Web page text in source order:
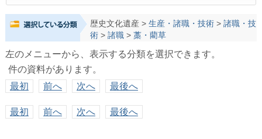
歴史文化遺産> 生産・諸職・技術> 諸職・技
術> 諸職> 藁・藺草
左のメニューから、表示する分類を選択できます。
件の資料があります。
最初
前へ 次へ 最後へ
最初 前へ 次へ 最後へ